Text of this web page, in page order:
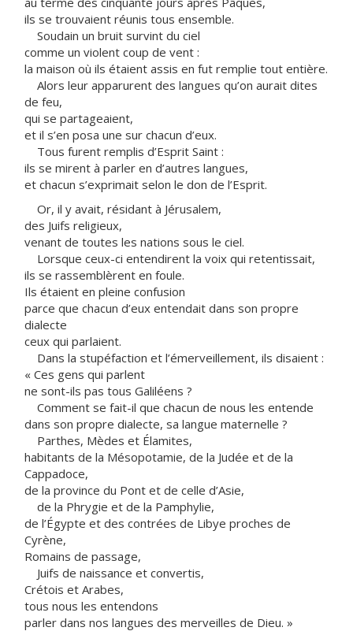
ils se trouvaient réunis tous ensemble.
Soudain un bruit survint du ciel
comme un violent coup de vent :
la maison où ils étaient assis en fut remplie tout entière.
Alors leur apparurent des langues qu’on aurait dites
de feu,
qui se partageaient,
et il s’en posa une sur chacun d’eux.
Tous furent remplis d’Esprit Saint :
ils se mirent à parler en d’autres langues,
et chacun s’exprimait selon le don de l’Esprit.
Or, il y avait, résidant à Jérusalem,
des Juifs religieux,
venant de toutes les nations sous le ciel.
Lorsque ceux-ci entendirent la voix qui retentissait,
ils se rassemblèrent en foule.
Ils étaient en pleine confusion
parce que chacun d’eux entendait dans son propre
dialecte
ceux qui parlaient.
Dans la stupéfaction et l’émerveillement, ils disaient :
« Ces gens qui parlent
ne sont-ils pas tous Galiléens ?
Comment se fait-il que chacun de nous les entende
dans son propre dialecte, sa langue maternelle ?
Parthes, Mèdes et Élamites,
habitants de la Mésopotamie, de la Judée et de la
Cappadoce,
de la province du Pont et de celle d’Asie,
de la Phrygie et de la Pamphylie,
de l’Égypte et des contrées de Libye proches de
Cyrène,
Romains de passage,
Juifs de naissance et convertis,
Crétois et Arabes,
tous nous les entendons
parler dans nos langues des merveilles de Dieu. »